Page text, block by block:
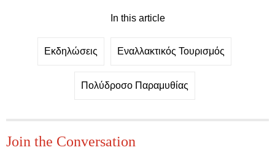
In this article
Εκδηλώσεις Εναλλακτικός Τουρισμός
Πολύδροσο Παραμυθίας
Join the Conversation